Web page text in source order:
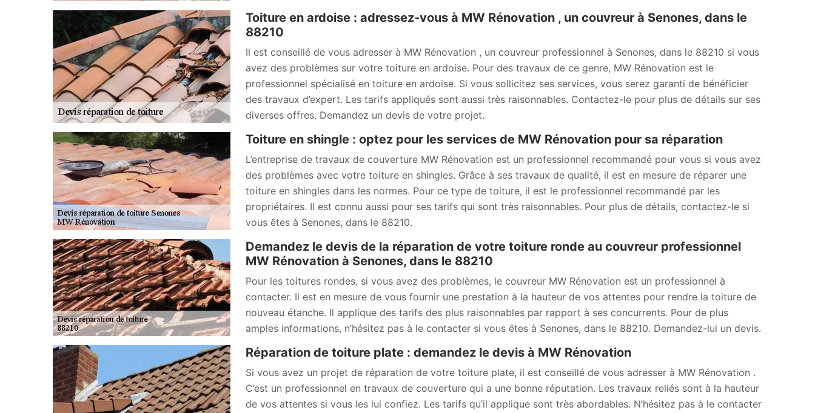
Toiture en ardoise : adressez-vous à MW Rénovation , un couvreur à Senones, dans le
88210
Il est conseillé de vous adresser à MW Rénovation , un couvreur professionnel à Senones, dans le 88210 si vous
avez des problèmes sur votre toiture en ardoise. Pour des travaux de ce genre, MW Rénovation est le
professionnel spécialisé en toiture en ardoise. Si vous sollicitez ses services, vous serez garanti de bénéficier
des travaux d’expert. Les tarifs appliqués sont aussi très raisonnables. Contactez-le pour plus de détails sur ses
diverses offres. Demandez un devis de votre projet.
Toiture en shingle : optez pour les services de MW Rénovation pour sa réparation
L’entreprise de travaux de couverture MW Rénovation est un professionnel recommandé pour vous si vous avez
des problèmes avec votre toiture en shingles. Grâce à ses travaux de qualité, il est en mesure de réparer une
toiture en shingles dans les normes. Pour ce type de toiture, il est le professionnel recommandé par les
propriétaires. Il est connu aussi pour ses tarifs qui sont très raisonnables. Pour plus de détails, contactez-le si
vous êtes à Senones, dans le 88210.
Demandez le devis de la réparation de votre toiture ronde au couvreur professionnel
MW Rénovation à Senones, dans le 88210
Pour les toitures rondes, si vous avez des problèmes, le couvreur MW Rénovation est un professionnel à
contacter. Il est en mesure de vous fournir une prestation à la hauteur de vos attentes pour rendre la toiture de
nouveau étanche. Il applique des tarifs des plus raisonnables par rapport à ses concurrents. Pour de plus
amples informations, n’hésitez pas à le contacter si vous êtes à Senones, dans le 88210. Demandez-lui un devis.
Réparation de toiture plate : demandez le devis à MW Rénovation
Si vous avez un projet de réparation de votre toiture plate, il est conseillé de vous adresser à MW Rénovation .
C’est un professionnel en travaux de couverture qui a une bonne réputation. Les travaux reliés sont à la hauteur
de vos attentes si vous les lui confiez. Les tarifs qu’il applique sont très abordables. N’hésitez pas à le contacter